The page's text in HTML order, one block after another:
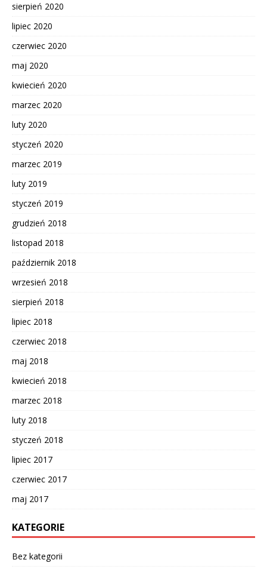
sierpień 2020
lipiec 2020
czerwiec 2020
maj 2020
kwiecień 2020
marzec 2020
luty 2020
styczeń 2020
marzec 2019
luty 2019
styczeń 2019
grudzień 2018
listopad 2018
październik 2018
wrzesień 2018
sierpień 2018
lipiec 2018
czerwiec 2018
maj 2018
kwiecień 2018
marzec 2018
luty 2018
styczeń 2018
lipiec 2017
czerwiec 2017
maj 2017
KATEGORIE
Bez kategorii